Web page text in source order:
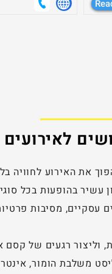
לאירועים
את האירוע לחוויה
בהופעות בכל
עסקיים, מסיבות
וליצור רגעים של
משלבת הומור,